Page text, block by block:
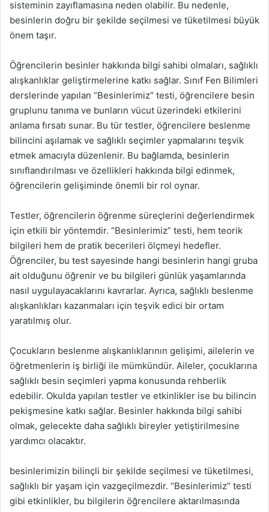
sisteminin zayıflamasına neden olabilir. Bu nedenle,
besinlerin doğru bir şekilde seçilmesi ve tüketilmesi büyük
önem taşır.
Öğrencilerin besinler hakkında bilgi sahibi olmaları, sağlıklı
alışkanlıklar geliştirmelerine katkı sağlar. Sınıf Fen Bilimleri
derslerinde yapılan “Besinlerimiz” testi, öğrencilere besin
gruplunu tanıma ve bunların vücut üzerindeki etkilerini
anlama fırsatı sunar. Bu tür testler, öğrencilere beslenme
bilincini aşılamak ve sağlıklı seçimler yapmalarını teşvik
etmek amacıyla düzenlenir. Bu bağlamda, besinlerin
sınıflandırılması ve özellikleri hakkında bilgi edinmek,
öğrencilerin gelişiminde önemli bir rol oynar.
Testler, öğrencilerin öğrenme süreçlerini değerlendirmek
için etkili bir yöntemdir. “Besinlerimiz” testi, hem teorik
bilgileri hem de pratik becerileri ölçmeyi hedefler.
Öğrenciler, bu test sayesinde hangi besinlerin hangi gruba
ait olduğunu öğrenir ve bu bilgileri günlük yaşamlarında
nasıl uygulayacaklarını kavrarlar. Ayrıca, sağlıklı beslenme
alışkanlıkları kazanmaları için teşvik edici bir ortam
yaratılmış olur.
Çocukların beslenme alışkanlıklarının gelişimi, ailelerin ve
öğretmenlerin iş birliği ile mümkündür. Aileler, çocuklarına
sağlıklı besin seçimleri yapma konusunda rehberlik
edebilir. Okulda yapılan testler ve etkinlikler ise bu bilincin
pekişmesine katkı sağlar. Besinler hakkında bilgi sahibi
olmak, gelecekte daha sağlıklı bireyler yetiştirilmesine
yardımcı olacaktır.
besinlerimizin bilinçli bir şekilde seçilmesi ve tüketilmesi,
sağlıklı bir yaşam için vazgeçilmezdir. “Besinlerimiz” testi
gibi etkinlikler, bu bilgilerin öğrencilere aktarılmasında